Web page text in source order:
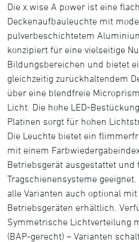
Die x.wise A power ist eine
Deckenaufbauleuchte mit
pulverbeschichtetem
konzipiert für eine vielseitige
Bildungsbereichen und bietet
gleichzeitig zurückhaltendem
über eine blendfreie
Licht. Die hohe LED-
Platinen sorgt für hohen
Die Leuchte bietet ein
mit einem
Betriebsgerät ausgestattet und
Tragschienensysteme
alle Varianten auch optional
Betriebsgeräten erhältlich.
Symmetrische Lichtverteilung
(BAP-gerecht) – Varianten